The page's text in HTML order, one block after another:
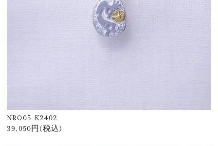
NRO05-K2402
39,050円(税込)